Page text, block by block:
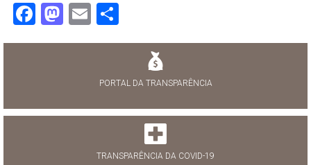
Facebook
Mastodon
Email
PORTAL DA TRANSPARÊNCIA
TRANSPARÊNCIA DA COVID-19